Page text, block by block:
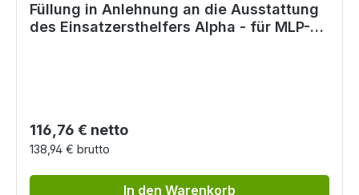
Füllung in Anlehnung an die Ausstattung
des Einsatzersthelfers Alpha - für MLP-
Regulärer Preis:
116,76 € netto
138,94 € brutto
In den Warenkorb